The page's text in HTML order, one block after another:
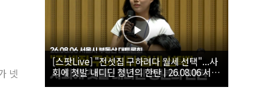
넷
[스팟Live] "전셋집 구하려다 월세 선택"...사
회에 첫발 내디딘 청년의 한탄 | 26.08.06 서울
시 부동산 대토론회